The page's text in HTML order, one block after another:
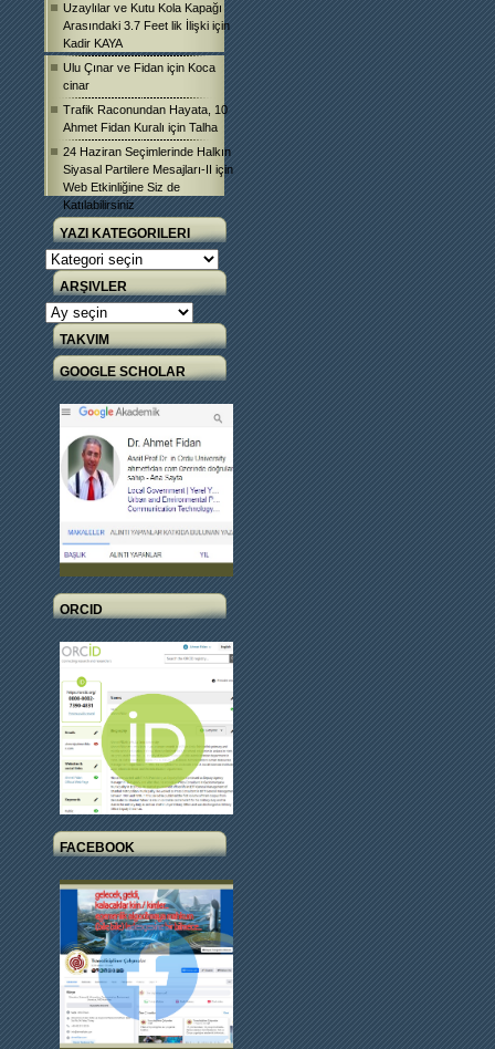
Uzaylılar ve Kutu Kola Kapağı
Arasındaki 3.7 Feet lik İlişki için
Kadir KAYA
Ulu Çınar ve Fidan için Koca
cinar
Trafik Raconundan Hayata, 10
Ahmet Fidan Kuralı için Talha
24 Haziran Seçimlerinde Halkın
Siyasal Partilere Mesajları-II için
Web Etkinliğine Siz de
Katılabilirsiniz
YAZI KATEGORILERI
Yazı
Kategorileri
ARŞIVLER
Arşivler
TAKVIM
GOOGLE SCHOLAR
ORCID
FACEBOOK